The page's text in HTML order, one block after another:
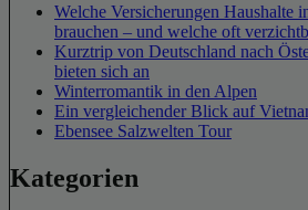
Welche Versicherungen Haushalte
brauchen – und welche oft
Kurztrip von Deutschland nach
bieten sich an
Winterromantik in den Alpen
Ein vergleichender Blick auf
Ebensee Salzwelten Tour
Kategorien